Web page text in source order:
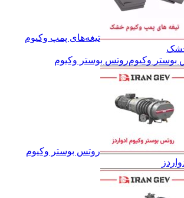
تیغه‌های پمپ وکیوم
روتس بوستر وکیوم
روتس بوستر وکیوم